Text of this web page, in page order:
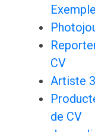
CV
Artiste
de CV